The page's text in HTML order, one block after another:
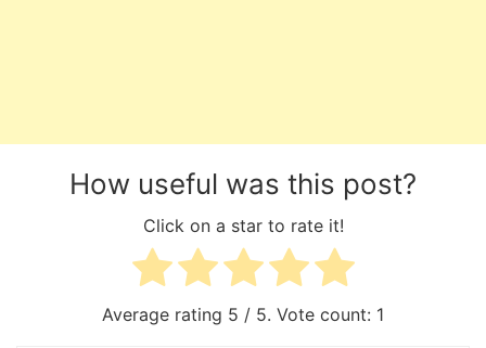
How useful was this post?
Click on a star to rate it!
Average rating 5 / 5. Vote count: 1